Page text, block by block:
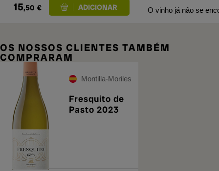
15,50 € O vinho já não se
OS NOSSOS CLIENTES TAMBÉM
COMPRARAM
Montilla-Moriles
Fresquito de
Pasto 2023